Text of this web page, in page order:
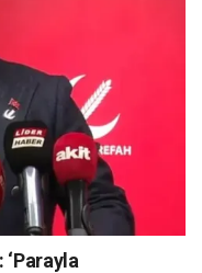
‘Parayla